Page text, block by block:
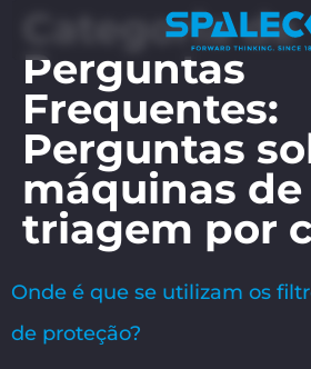
Categoria de
Perguntas
Frequentes:
Perguntas
máquinas de
triagem por
Onde é que se utilizam os
de proteção?